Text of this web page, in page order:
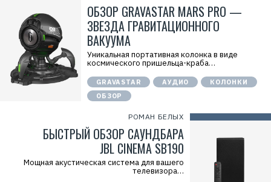
ОБЗОР GRAVASTAR MARS PRO —
ЗВЕЗДА ГРАВИТАЦИОННОГО
ВАКУУМА
Уникальная портативная колонка в виде
космического пришельца-краба…
GRAVASTAR АУДИО
КОЛОНКИ
ОБЗОР
РОМАН БЕЛЫХ
БЫСТРЫЙ ОБЗОР САУНДБАРА
JBL CINEMA SB190
Мощная акустическая система для вашего
телевизора…